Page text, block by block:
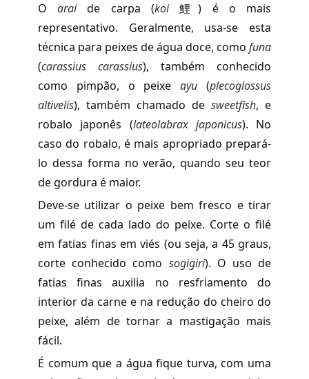
Oaraide carpa (koi鯉) é o mais
representativo. Geralmente, usa-se esta
técnica para peixes de água doce, como funa
(carassius carassius), também conhecido
como pimpão, o peixeayu (plecoglossus
altivelis), também chamado de sweetfish, e
robalo japonês (lateolabrax japonicus). No
caso do robalo, é mais apropriado prepará-
lo dessa forma no verão, quando seu teor
de gordura é maior.
Deve-se utilizar o peixe bem fresco e tirar
um filé de cada lado do peixe. Corte o filé
em fatias finas em viés (ou seja, a 45 graus,
corte conhecido como sogigiri). O uso de
fatias finas auxilia no resfriamento do
interior da carne e na redução do cheiro do
peixe, além de tornar a mastigação mais
fácil.
É comum que a água fique turva, com uma